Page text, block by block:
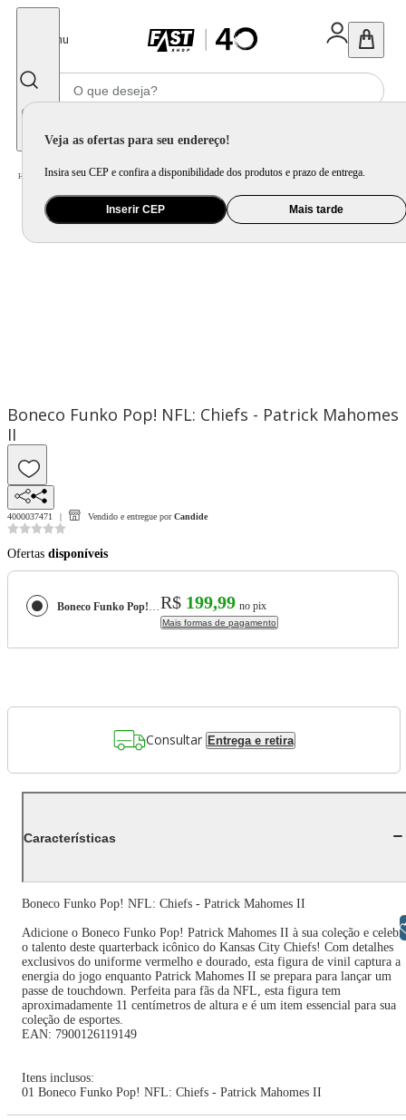
Menu
Veja as ofertas para seu endereço!
Insira seu CEP e confira a disponibilidade dos produtos e prazo de entrega.
Inserir CEP Mais tarde
Home Brinquedo e Colecionável / Para Colecionar
Boneco Funko Pop! NFL: Chiefs - Patrick Mahomes
II
4000037471 Vendido e entregue por Candide
Ofertas disponíveis
Boneco Funko Pop! NFL: Chiefs - Patrick Mahomes IIR$ 199,99 no pix
Mais formas de pagamento
Consultar Entrega e retira
Características
Boneco Funko Pop! NFL: Chiefs - Patrick Mahomes II
Adicione o Boneco Funko Pop! Patrick Mahomes II à sua coleção e
o talento deste quarterback icônico do Kansas City Chiefs! Com detalhes
exclusivos do uniforme vermelho e dourado, esta figura de vinil captura a
energia do jogo enquanto Patrick Mahomes II se prepara para lançar um
passe de touchdown. Perfeita para fãs da NFL, esta figura tem
aproximadamente 11 centímetros de altura e é um item essencial para sua
coleção de esportes.
EAN: 7900126119149
Itens inclusos:
01 Boneco Funko Pop! NFL: Chiefs - Patrick Mahomes II
Libras